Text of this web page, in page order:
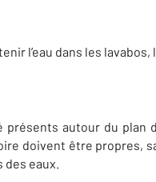
l’eau dans les
présents autour du
doivent être propres,
des eaux.